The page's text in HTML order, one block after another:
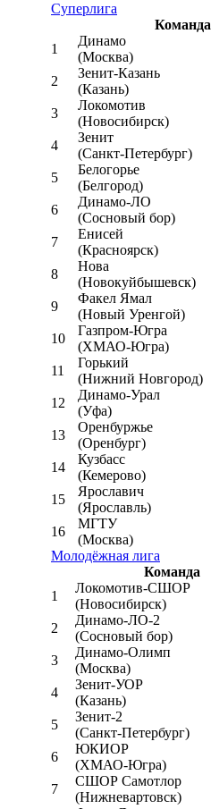
Суперлига
Команда
1
Динамо
(Москва)
2
Зенит-Казань
(Казань)
3
Локомотив
(Новосибирск)
4
Зенит
(Санкт-Петербург)
5
Белогорье
(Белгород)
6
Динамо-ЛО
(Сосновый бор)
7
Енисей
(Красноярск)
8
Нова
(Новокуйбышевск)
9
Факел Ямал
(Новый Уренгой)
10
Газпром-Югра
(ХМАО-Югра)
11
Горький
(Нижний Новгород)
12
Динамо-Урал
(Уфа)
13
Оренбуржье
(Оренбург)
14
Кузбасс
(Кемерово)
15
Ярославич
(Ярославль)
16
МГТУ
(Москва)
Молодёжная лига
Команда
1
Локомотив-CШОР
(Новосибирск)
2
Динамо-ЛО-2
(Сосновый бор)
3
Динамо-Олимп
(Москва)
4
Зенит-УОР
(Казань)
5
Зенит-2
(Санкт-Петербург)
6
ЮКИОР
(ХМАО-Югра)
7
СШОР Самотлор
(Нижневартовск)